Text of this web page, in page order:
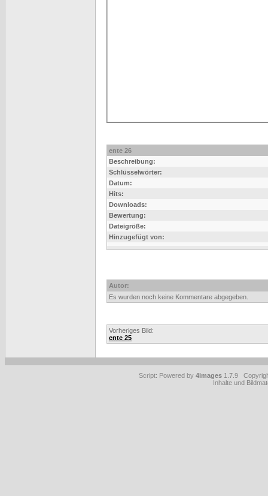
ente 26
Beschreibung:
Schlüsselwörter:
Datum:
Hits:
Downloads:
Bewertung:
Dateigröße:
Hinzugefügt von:
Autor:
Es wurden noch keine Kommentare abgegeben.
Vorheriges Bild:
ente 25
Script: Powered by 4images 1.7.9
Inhalte und